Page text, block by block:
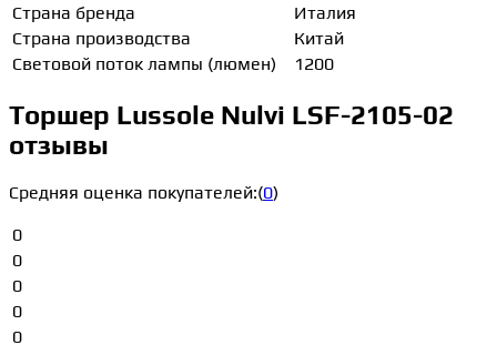
Страна бренда
Италия
Страна производства
Китай
Световой поток лампы (люмен)
1200
Торшер Lussole Nulvi LSF-2105-02
отзывы
Средняя оценка покупателей:(0)
0
0
0
0
0